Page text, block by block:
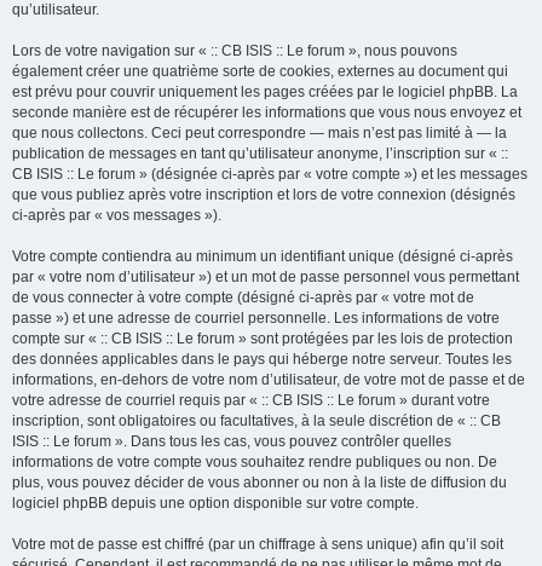
qu’utilisateur.
Lors de votre navigation sur « :: CB ISIS :: Le forum », nous pouvons
également créer une quatrième sorte de cookies, externes au document qui
est prévu pour couvrir uniquement les pages créées par le logiciel phpBB. La
seconde manière est de récupérer les informations que vous nous envoyez et
que nous collectons. Ceci peut correspondre — mais n’est pas limité à — la
publication de messages en tant qu’utilisateur anonyme, l’inscription sur « ::
CB ISIS :: Le forum » (désignée ci-après par « votre compte ») et les messages
que vous publiez après votre inscription et lors de votre connexion (désignés
ci-après par « vos messages »).
Votre compte contiendra au minimum un identifiant unique (désigné ci-après
par « votre nom d’utilisateur ») et un mot de passe personnel vous permettant
de vous connecter à votre compte (désigné ci-après par « votre mot de
passe ») et une adresse de courriel personnelle. Les informations de votre
compte sur « :: CB ISIS :: Le forum » sont protégées par les lois de protection
des données applicables dans le pays qui héberge notre serveur. Toutes les
informations, en-dehors de votre nom d’utilisateur, de votre mot de passe et de
votre adresse de courriel requis par « :: CB ISIS :: Le forum » durant votre
inscription, sont obligatoires ou facultatives, à la seule discrétion de « :: CB
ISIS :: Le forum ». Dans tous les cas, vous pouvez contrôler quelles
informations de votre compte vous souhaitez rendre publiques ou non. De
plus, vous pouvez décider de vous abonner ou non à la liste de diffusion du
logiciel phpBB depuis une option disponible sur votre compte.
Votre mot de passe est chiffré (par un chiffrage à sens unique) afin qu’il soit